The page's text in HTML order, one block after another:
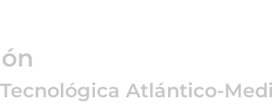
Atlántico-